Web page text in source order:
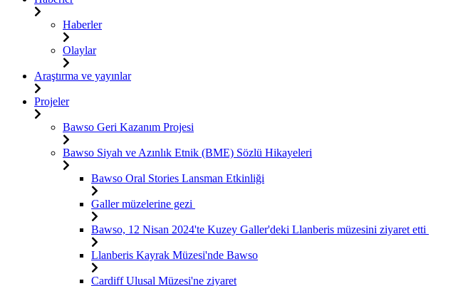
Haberler
Olaylar
Araştırma ve yayınlar
Projeler
Bawso Geri Kazanım Projesi
Bawso Siyah ve Azınlık Etnik (BME) Sözlü Hikayeleri
Bawso Oral Stories Lansman Etkinliği
Galler müzelerine gezi
Bawso, 12 Nisan 2024'te Kuzey Galler'deki Llanberis müzesini ziyaret etti
Llanberis Kayrak Müzesi'nde Bawso
Cardiff Ulusal Müzesi'ne ziyaret